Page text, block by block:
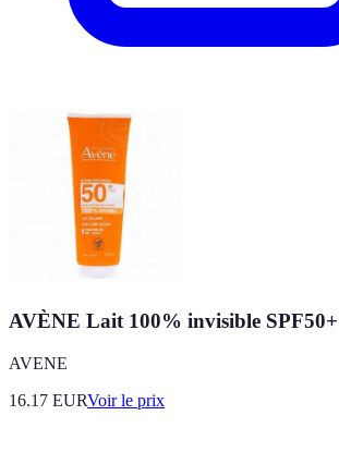
AVÈNE Lait 100% invisible
AVENE
16.17 EURVoir le prix